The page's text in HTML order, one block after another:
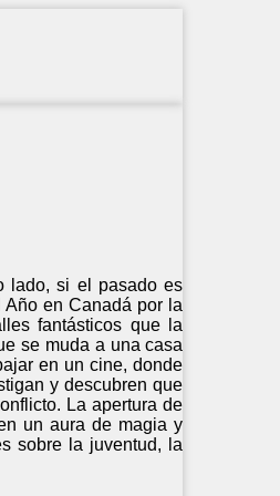
lado, si el pasado es
Año en Canadá por la
fantásticos que la
se muda a una casa
en un cine, donde
y descubren que
La apertura de
un aura de magia y
sobre la juventud, la